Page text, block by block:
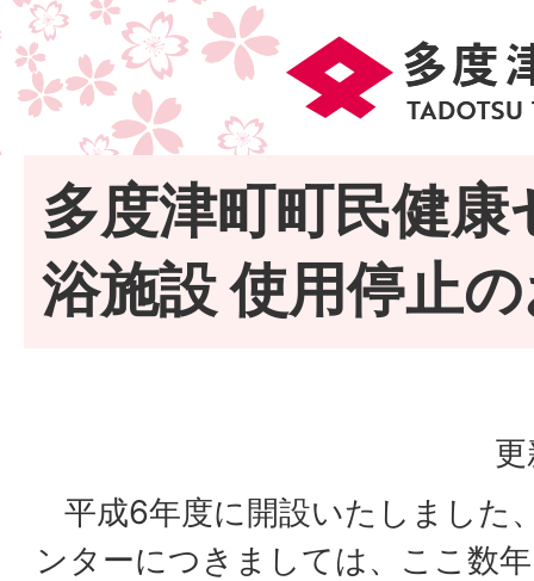
多度津町町民健康
浴施設 使用停止
平成6年度に開設いたしました
ンターにつきましては、ここ数